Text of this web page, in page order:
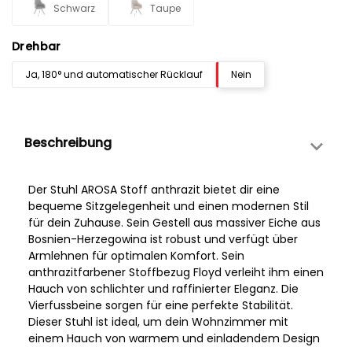
Schwarz Taupe
Drehbar
Ja, 180° und automatischer Rücklauf Nein
Beschreibung
Der Stuhl AROSA Stoff anthrazit bietet dir eine
bequeme Sitzgelegenheit und einen modernen Stil
für dein Zuhause. Sein Gestell aus massiver Eiche aus
Bosnien-Herzegowina ist robust und verfügt über
Armlehnen für optimalen Komfort. Sein
anthrazitfarbener Stoffbezug Floyd verleiht ihm einen
Hauch von schlichter und raffinierter Eleganz. Die
Vierfussbeine sorgen für eine perfekte Stabilität.
Dieser Stuhl ist ideal, um dein Wohnzimmer mit
einem Hauch von warmem und einladendem Design